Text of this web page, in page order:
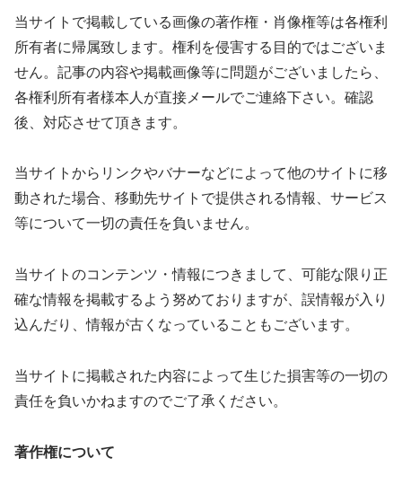
当サイトで掲載している画像の著作権・肖像権等は各権利
所有者に帰属致します。権利を侵害する目的ではございま
せん。記事の内容や掲載画像等に問題がございましたら、
各権利所有者様本人が直接メールでご連絡下さい。確認
後、対応させて頂きます。
当サイトからリンクやバナーなどによって他のサイトに移
動された場合、移動先サイトで提供される情報、サービス
等について一切の責任を負いません。
当サイトのコンテンツ・情報につきまして、可能な限り正
確な情報を掲載するよう努めておりますが、誤情報が入り
込んだり、情報が古くなっていることもございます。
当サイトに掲載された内容によって生じた損害等の一切の
責任を負いかねますのでご了承ください。
著作権について